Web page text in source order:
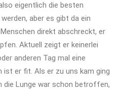
eigentlich die besten
aber es gibt da ein
direkt abschreckt, er
Aktuell zeigt er keinerlei
anderen Tag mal eine
er fit. Als er zu uns kam ging
die Lunge war schon betroffen,